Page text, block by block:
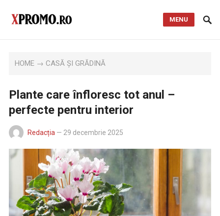
MENU
HOME →CASĂ ȘI GRĂDINĂ
Plante care înfloresc tot anul –
perfecte pentru interior
Redacția — 29 decembrie 2025